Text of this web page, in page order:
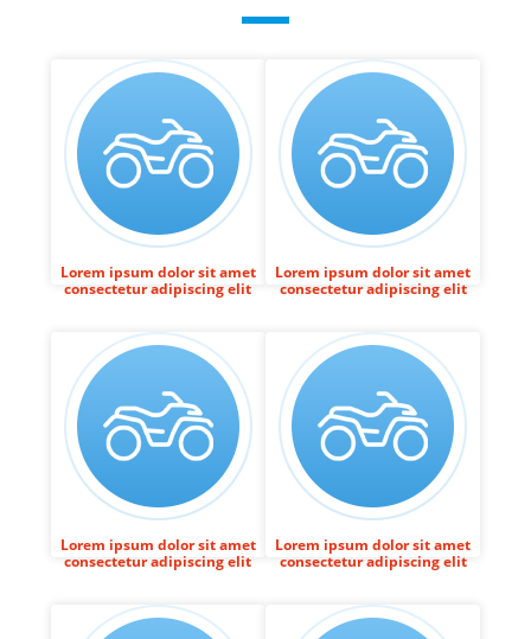
Lorem ipsum dolor sit amet
consectetur adipiscing elit
Lorem ipsum dolor sit amet
consectetur adipiscing elit
Lorem ipsum dolor sit amet
consectetur adipiscing elit
Lorem ipsum dolor sit amet
consectetur adipiscing elit